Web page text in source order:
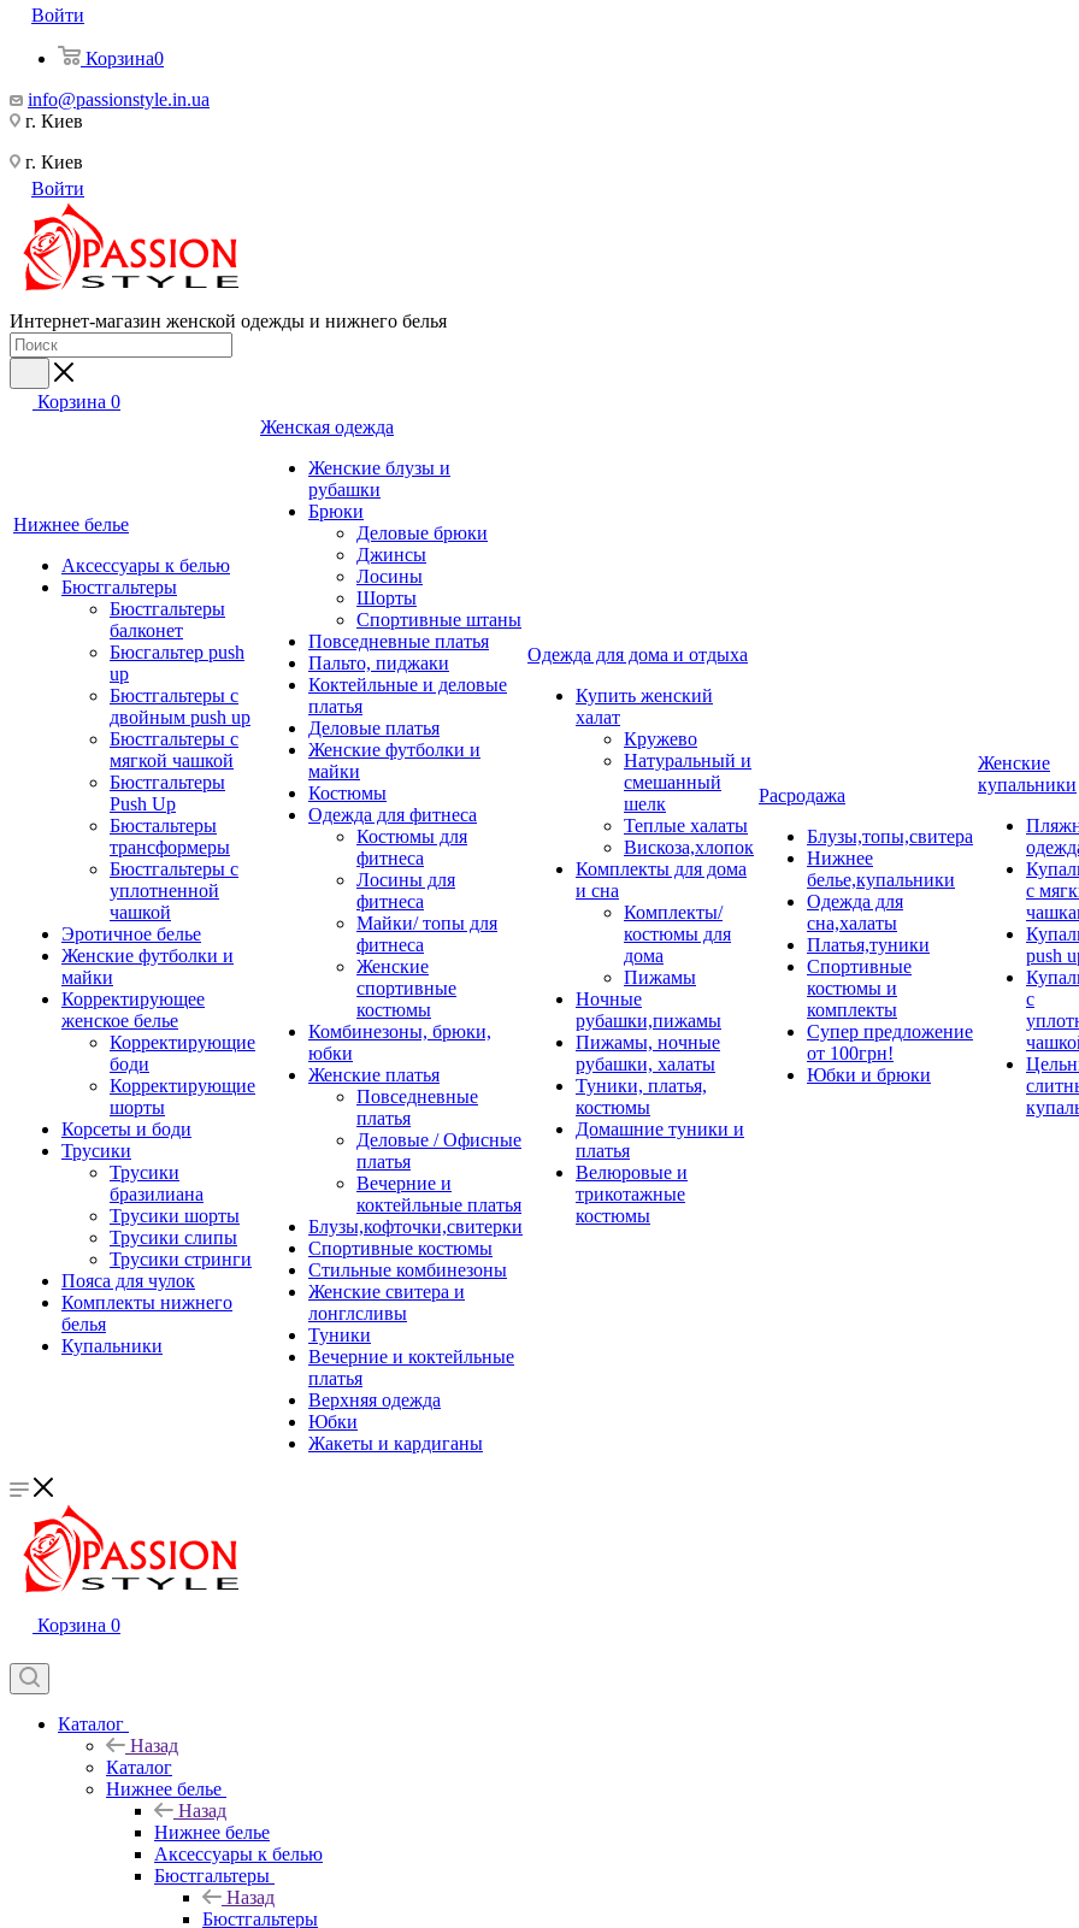
Войти
Корзина0
info@passionstyle.in.ua
г. Киев
г. Киев
Войти
Интернет-магазин женской одежды и нижнего белья
Корзина 0
Нижнее белье
Аксессуары к белью
Бюстгальтеры
Бюстгальтеры
балконет
Бюсгальтер push
up
Бюстгальтеры с
двойным push up
Бюстгальтеры с
мягкой чашкой
Бюстгальтеры
Push Up
Бюстальтеры
трансформеры
Бюстгальтеры с
уплотненной
чашкой
Эротичное белье
Женские футболки и
майки
Корректирующее
женское белье
Корректирующие
боди
Корректирующие
шорты
Корсеты и боди
Трусики
Трусики
бразилиана
Трусики шорты
Трусики слипы
Трусики стринги
Пояса для чулок
Комплекты нижнего
белья
Купальники
Женская одежда
Женские блузы и
рубашки
Брюки
Деловые брюки
Джинсы
Лосины
Шорты
Спортивные штаны
Повседневные платья
Пальто, пиджаки
Коктейльные и деловые
платья
Деловые платья
Женские футболки и
майки
Костюмы
Одежда для фитнеса
Костюмы для
фитнеса
Лосины для
фитнеса
Майки/ топы для
фитнеса
Женские
спортивные
костюмы
Комбинезоны, брюки,
юбки
Женские платья
Повседневные
платья
Деловые / Офисные
платья
Вечерние и
коктейльные платья
Блузы,кофточки,свитерки
Спортивные костюмы
Стильные комбинезоны
Женские свитера и
лонглсливы
Туники
Вечерние и коктейльные
платья
Верхняя одежда
Юбки
Жакеты и кардиганы
Одежда для дома и отдыха
Купить женский
халат
Кружево
Натуральный и
смешанный
шелк
Теплые халаты
Вискоза,хлопок
Комплекты для дома
и сна
Комплекты/
костюмы для
дома
Пижамы
Ночные
рубашки,пижамы
Пижамы, ночные
рубашки, халаты
Туники, платья,
костюмы
Домашние туники и
платья
Велюровые и
трикотажные
костюмы
Расродажа
Блузы,топы,свитера
Нижнее
белье,купальники
Одежда для
сна,халаты
Платья,туники
Спортивные
костюмы и
комплекты
Супер предложение
от 100грн!
Юбки и брюки
Женские
купальники
с
push
с
Корзина 0
Каталог
Назад
Каталог
Нижнее белье
Назад
Нижнее белье
Аксессуары к белью
Бюстгальтеры
Назад
Бюстгальтеры